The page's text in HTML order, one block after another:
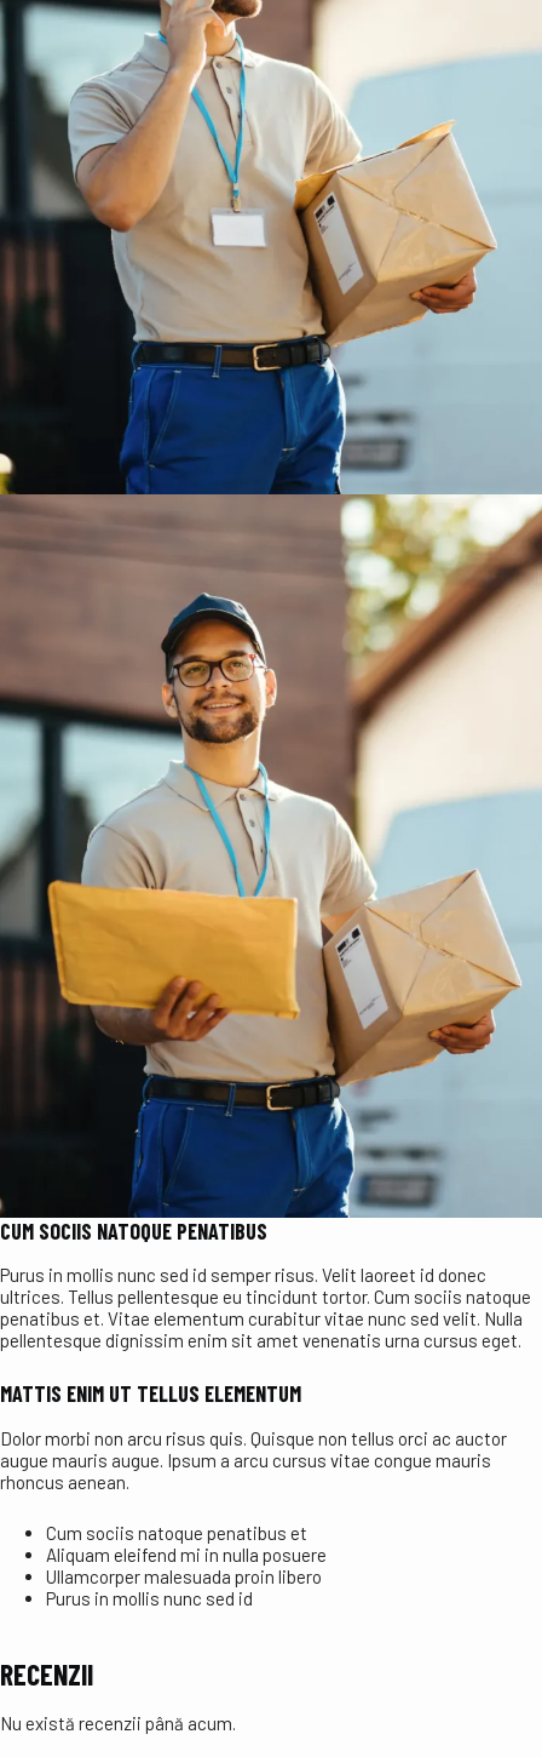
CUM SOCIIS NATOQUE PENATIBUS
Purus in mollis nunc sed id semper risus. Velit laoreet id donec
ultrices. Tellus pellentesque eu tincidunt tortor. Cum sociis natoque
penatibus et. Vitae elementum curabitur vitae nunc sed velit. Nulla
pellentesque dignissim enim sit amet venenatis urna cursus eget.
MATTIS ENIM UT TELLUS ELEMENTUM
Dolor morbi non arcu risus quis. Quisque non tellus orci ac auctor
augue mauris augue. Ipsum a arcu cursus vitae congue mauris
rhoncus aenean.
Cum sociis natoque penatibus et
Aliquam eleifend mi in nulla posuere
Ullamcorper malesuada proin libero
Purus in mollis nunc sed id
RECENZII
Nu există recenzii până acum.